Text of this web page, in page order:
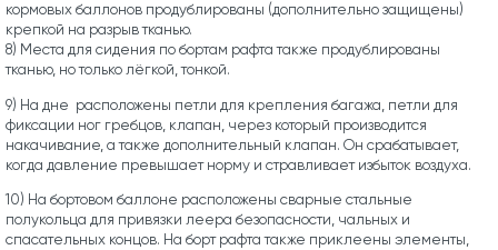
кормовых баллонов продублированы (дополнительно защищены)
крепкой на разрыв тканью.
8) Места для сидения по бортам рафта также продублированы
тканью, но только лёгкой, тонкой.
9) На дне расположены петли для крепления багажа, петли для
фиксации ног гребцов, клапан, через который производится
накачивание, а также дополнительный клапан. Он срабатывает,
когда давление превышает норму и стравливает избыток воздуха.
10) На бортовом баллоне расположены сварные стальные
полукольца для привязки леера безопасности, чальных и
спасательных концов. На борт рафта также приклеены элементы,